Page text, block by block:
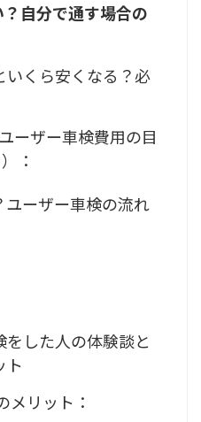
自分で通す場合の
いくら安くなる？必
ーザー車検費用の目
：
ーザー車検の流れ
した人の体験談と
ト
リット：